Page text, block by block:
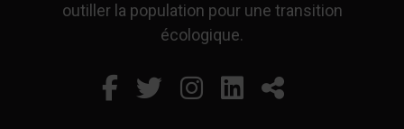
outiller la population pour une transition
écologique.
Facebook
Ce lien s'ouvrira dans
Twitter
Ce lien s'ouvrira
Instagram
Ce lien s'ouvrira
LinkedIn
Ce lien
Partager